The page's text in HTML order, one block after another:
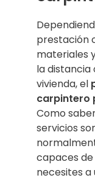
prestación
materiales
la distancia
vivienda, el
carpintero
Como
servicios
capaces
necesites a